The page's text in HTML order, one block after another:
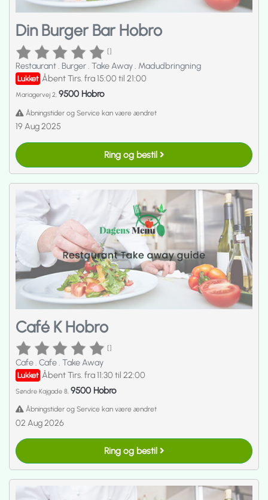
Din Burger Bar Hobro
[]
Restaurant. Burger. Take Away. Madudbringning
Lukket Åbent Tirs. fra 15:00 til 21:00
Mariagervej 2, 9500 Hobro
Åbningstider og Service kan være ændret
19 Aug 2025
Ring og bestil
Café K Hobro
[]
Cafe. Cafe. Take Away
Lukket Åbent Tirs. fra 11:30 til 22:00
Søndre Kajgade 8, 9500 Hobro
Åbningstider og Service kan være ændret
02 Aug 2026
Ring og bestil